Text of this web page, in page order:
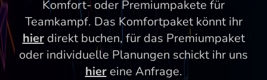
Komfort- oder Premiumpakete für
Teamkampf. Das Komfortpaket könnt ihr
hierdirekt buchen, für das Premiumpaket
oder individuelle Planungen schickt ihr uns
hiereine Anfrage.